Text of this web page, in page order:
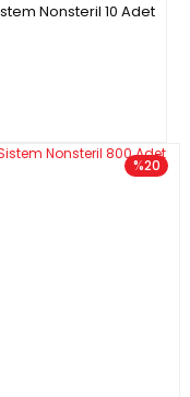
Nonsteril 10 Adet
%20